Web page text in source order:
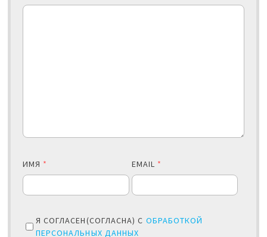
ИМЯ * EMAIL *
Я СОГЛАСЕН(СОГЛАСНА) С ОБРАБОТКОЙ
ПЕРСОНАЛЬНЫХ ДАННЫХ